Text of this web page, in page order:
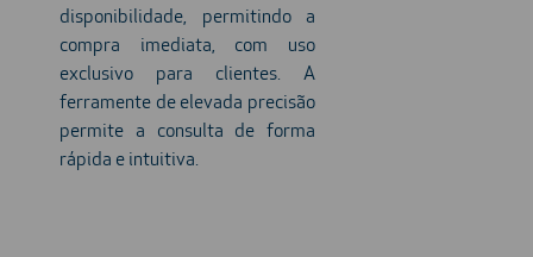
disponibilidade, permitindo a
compra imediata, com uso
exclusivo para clientes. A
ferramente de elevada precisão
permite a consulta de forma
rápida e intuitiva.